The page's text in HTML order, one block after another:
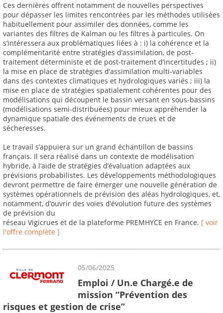
Ces dernières offrent notamment de nouvelles perspectives
pour dépasser les limites rencontrées par les méthodes utilisées
habituellement pour assimiler des données, comme les
variantes des filtres de Kalman ou les filtres à particules. On
s’intéressera aux problématiques liées à : i) la cohérence et la
complémentarité entre stratégies d’assimilation, de post-
traitement déterministe et de post-traitement d’incertitudes ; ii)
la mise en place de stratégies d’assimilation multi-variables
dans des contextes climatiques et hydrologiques variés ; iii) la
mise en place de stratégies spatialement cohérentes pour des
modélisations qui découpent le bassin versant en sous-bassins
(modélisations semi-distribuées) pour mieux appréhender la
dynamique spatiale des événements de crues et de
sécheresses.
Le travail s’appuiera sur un grand échantillon de bassins
français. Il sera réalisé dans un contexte de modélisation
hybride, à l’aide de stratégies d’évaluation adaptées aux
prévisions probabilistes. Les développements méthodologiques
devront permettre de faire émerger une nouvelle génération de
systèmes opérationnels de prévision des aléas hydrologiques, et,
notamment, d’ouvrir des voies d’évolution future des systèmes
de prévision du
réseau Vigicrues et de la plateforme PREMHYCE en France. [ voir
l'offre complète ]
05/06/2025
Emploi / Un.e Chargé.e de
mission “Prévention des
risques et gestion de crise”